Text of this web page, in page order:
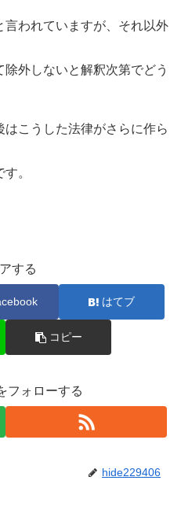
われていますが、それ以外
外しないと解釈次第でどう
こうした法律がさらに作ら
。
する
はてブ
コピー
フォローする
hide229406